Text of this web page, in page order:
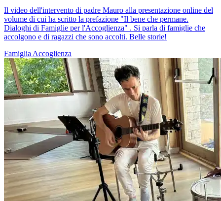
Il video dell'intervento di padre Mauro alla presentazione online del
volume di cui ha scritto la prefazione "Il bene che permane.
Dialoghi di Famiglie per l'Accoglienza" . Si parla di famiglie che
accolgono e di ragazzi che sono accolti. Belle storie!
Famiglia Accoglienza